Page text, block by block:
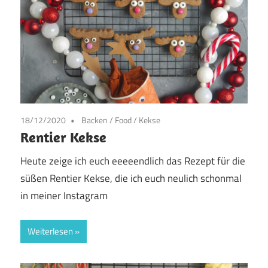
18/12/2020 Backen/ Food/ Kekse
Rentier Kekse
Heute zeige ich euch eeeeendlich das Rezept für die
süßen Rentier Kekse, die ich euch neulich schonmal
in meiner Instagram
Weiterlesen